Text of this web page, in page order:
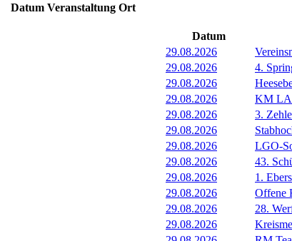
Datum Veranstaltung Ort
Datum
29.08.2026
29.08.2026
4.
29.08.2026
29.08.2026
KM LA
29.08.2026
3.
29.08.2026
29.08.2026
LGO-
29.08.2026
43.
29.08.2026
1.
29.08.2026
Offene
29.08.2026
28.
29.08.2026